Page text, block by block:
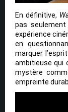
En définitive,
pas
expérience
en
marquer
ambitieuse qui
mystère
empreinte